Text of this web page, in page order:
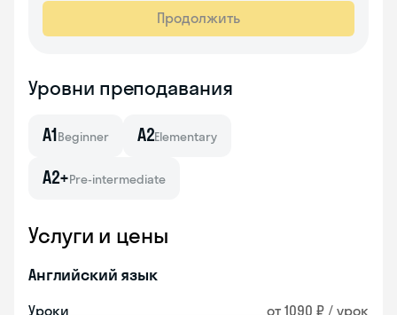
Продолжить
Уровни преподавания
A1Beginner A2Elementary
A2+Pre-intermediate
Услуги и цены
Английский язык
Уроки от 1090 ₽ / урок